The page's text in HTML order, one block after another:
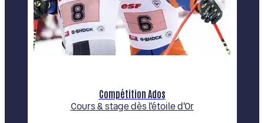
Compétition Ados
Cours & stage dès l'étoile d'Or